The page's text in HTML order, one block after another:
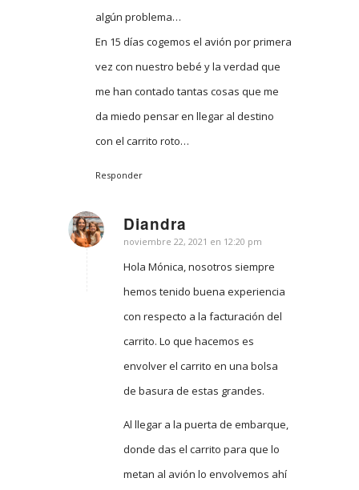
algún problema…
En 15 días cogemos el avión por primera
vez con nuestro bebé y la verdad que
me han contado tantas cosas que me
da miedo pensar en llegar al destino
con el carrito roto…
Responder
Diandra
Dice:
noviembre 22, 2021 en 12:20 pm
Hola Mónica, nosotros siempre
hemos tenido buena experiencia
con respecto a la facturación del
carrito. Lo que hacemos es
envolver el carrito en una bolsa
de basura de estas grandes.
Al llegar a la puerta de embarque,
donde das el carrito para que lo
metan al avión lo envolvemos ahí